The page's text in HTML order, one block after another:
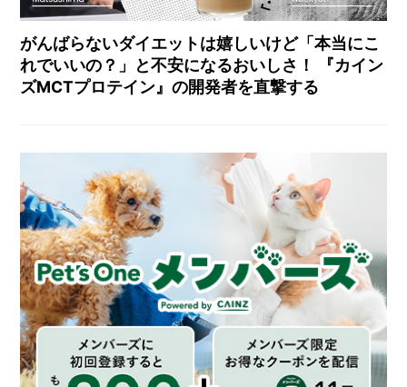
がんばらないダイエットは嬉しいけど「本当にこ
れでいいの？」と不安になるおいしさ！ 『カイン
ズMCTプロテイン』の開発者を直撃する